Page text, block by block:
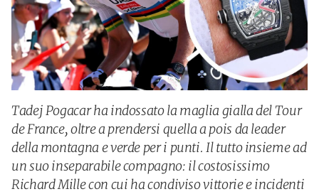
Tadej Pogacar ha indossato la maglia gialla del Tour
de France, oltre a prendersi quella a pois da leader
della montagna e verde per i punti. Il tutto insieme ad
un suo inseparabile compagno: il costosissimo
Richard Mille con cui ha condiviso vittorie e incidenti